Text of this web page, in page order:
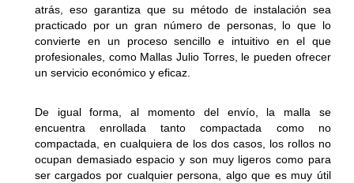
atrás, eso garantiza que su método de instalación sea
practicado por un gran número de personas, lo que lo
convierte en un proceso sencillo e intuitivo en el que
profesionales, como Mallas Julio Torres, le pueden ofrecer
un servicio económico y eficaz.
De igual forma, al momento del envío, la malla se
encuentra enrollada tanto compactada como no
compactada, en cualquiera de los dos casos, los rollos no
ocupan demasiado espacio y son muy ligeros como para
ser cargados por cualquier persona, algo que es muy útil